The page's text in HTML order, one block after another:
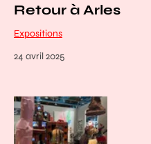
Retour à Arles
Expositions
24 avril 2025